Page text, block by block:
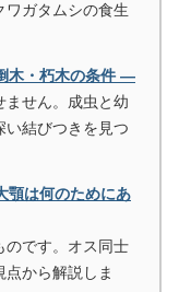
ワガタムシの食生
木・朽木の条件 ―
ません。成虫と幼
い結びつきを見つ
顎は何のためにあ
のです。オス同士
から解説しま